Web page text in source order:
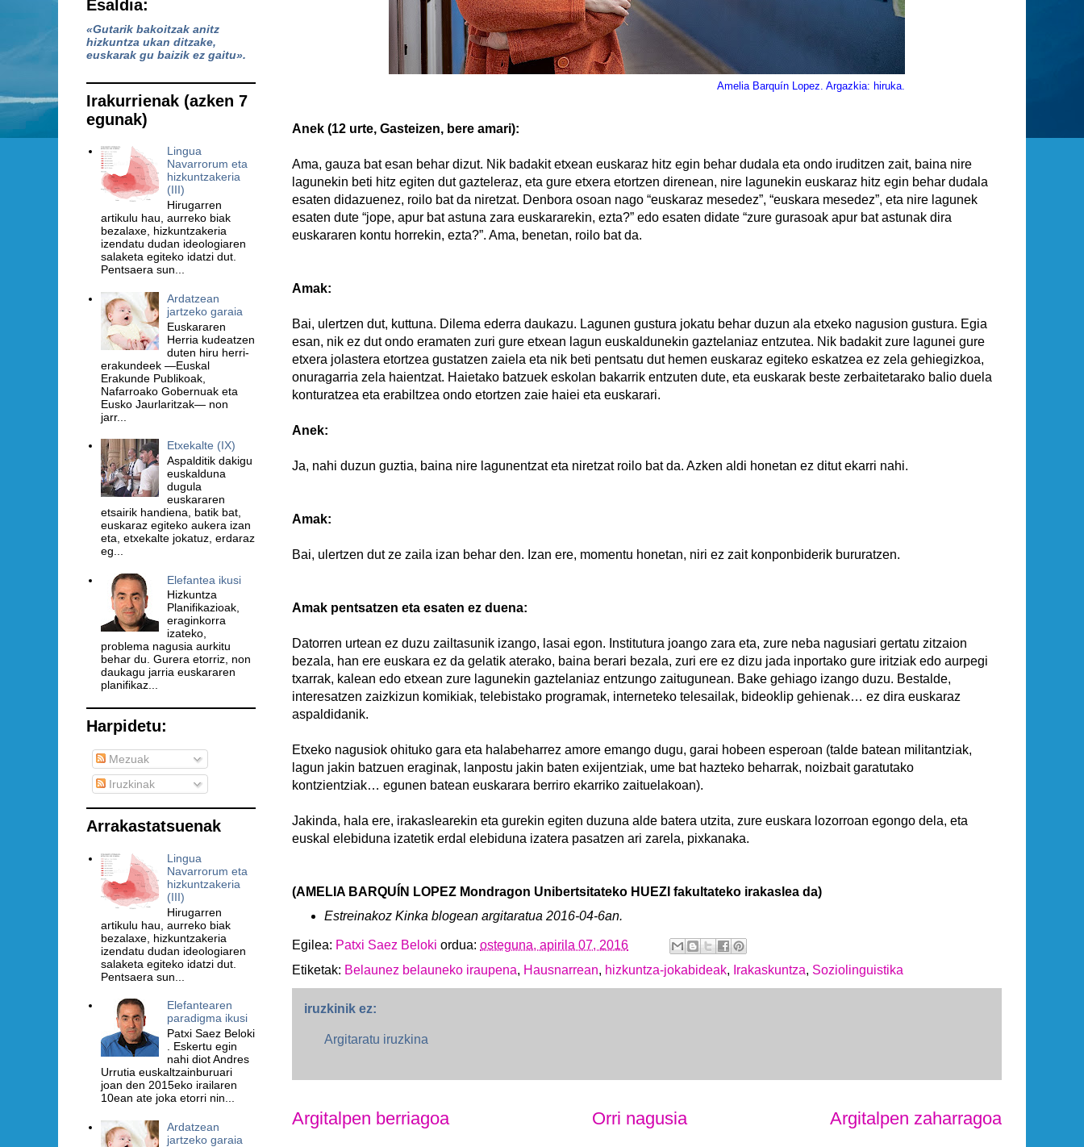
Amelia Barquín Lopez. Argazkia: hiruka.
Anek (12 urte, Gasteizen, bere amari):
Ama, gauza bat esan behar dizut. Nik badakit etxean euskaraz hitz egin behar dudala eta ondo iruditzen zait, baina nire
lagunekin beti hitz egiten dut gazteleraz, eta gure etxera etortzen direnean, nire lagunekin euskaraz hitz egin behar dudala
esaten didazuenez, roilo bat da niretzat. Denbora osoan nago “euskaraz mesedez”, “euskara mesedez”, eta nire lagunek
esaten dute “jope, apur bat astuna zara euskararekin, ezta?” edo esaten didate “zure gurasoak apur bat astunak dira
euskararen kontu horrekin, ezta?”. Ama, benetan, roilo bat da.
Amak:
Bai, ulertzen dut, kuttuna. Dilema ederra daukazu. Lagunen gustura jokatu behar duzun ala etxeko nagusion gustura. Egia
esan, nik ez dut ondo eramaten zuri gure etxean lagun euskaldunekin gaztelaniaz entzutea. Nik badakit zure lagunei gure
etxera jolastera etortzea gustatzen zaiela eta nik beti pentsatu dut hemen euskaraz egiteko eskatzea ez zela gehiegizkoa,
onuragarria zela haientzat. Haietako batzuek eskolan bakarrik entzuten dute, eta euskarak beste zerbaitetarako balio duela
konturatzea eta erabiltzea ondo etortzen zaie haiei eta euskarari.
Anek:
Ja, nahi duzun guztia, baina nire lagunentzat eta niretzat roilo bat da. Azken aldi honetan ez ditut ekarri nahi.
Amak:
Bai, ulertzen dut ze zaila izan behar den. Izan ere, momentu honetan, niri ez zait konponbiderik bururatzen.
Amak pentsatzen eta esaten ez duena:
Datorren urtean ez duzu zailtasunik izango, lasai egon. Institutura joango zara eta, zure neba nagusiari gertatu zitzaion
bezala, han ere euskara ez da gelatik aterako, baina berari bezala, zuri ere ez dizu jada inportako gure iritziak edo aurpegi
txarrak, kalean edo etxean zure lagunekin gaztelaniaz entzungo zaitugunean. Bake gehiago izango duzu. Bestalde,
interesatzen zaizkizun komikiak, telebistako programak, interneteko telesailak, bideoklip gehienak… ez dira euskaraz
aspaldidanik.
Etxeko nagusiok ohituko gara eta halabeharrez amore emango dugu, garai hobeen esperoan (talde batean militantziak,
lagun jakin batzuen eraginak, lanpostu jakin baten exijentziak, ume bat hazteko beharrak, noizbait garatutako
kontzientziak… egunen batean euskarara berriro ekarriko zaituelakoan).
Jakinda, hala ere, irakaslearekin eta gurekin egiten duzuna alde batera utzita, zure euskara lozorroan egongo dela, eta
euskal elebiduna izatetik erdal elebiduna izatera pasatzen ari zarela, pixkanaka.
(AMELIA BARQUÍN LOPEZ Mondragon Unibertsitateko HUEZI fakultateko irakaslea da)
Estreinakoz Kinka blogean argitaratua 2016-04-6an.
Egilea: Patxi Saez Beloki ordua: osteguna, apirila 07, 2016
Etiketak: Belaunez belauneko iraupena, Hausnarrean, hizkuntza-jokabideak, Irakaskuntza, Soziolinguistika
iruzkinik ez:
Argitaratu iruzkina
Argitalpen berriagoa Argitalpen zaharragoa
Orri nagusia
Esaldia:
«Gutarik bakoitzak anitz
hizkuntza ukan ditzake,
euskarak gu baizik ez gaitu».
Irakurrienak (azken 7
egunak)
Lingua
Navarrorum eta
hizkuntzakeria
(III)
Hirugarren
artikulu hau, aurreko biak
bezalaxe, hizkuntzakeria
izendatu dudan ideologiaren
salaketa egiteko idatzi dut.
Pentsaera sun...
Ardatzean
jartzeko garaia
Euskararen
Herria kudeatzen
duten hiru herri-
erakundeek —Euskal
Erakunde Publikoak,
Nafarroako Gobernuak eta
Eusko Jaurlaritzak— non
jarr...
Etxekalte (IX)
Aspalditik dakigu
euskalduna
dugula
euskararen
etsairik handiena, batik bat,
euskaraz egiteko aukera izan
eta, etxekalte jokatuz, erdaraz
eg...
Elefantea ikusi
Hizkuntza
Planifikazioak,
eraginkorra
izateko,
problema nagusia aurkitu
behar du. Gurera etorriz, non
daukagu jarria euskararen
planifikaz...
Harpidetu:
Mezuak
Iruzkinak
Arrakastatsuenak
Lingua
Navarrorum eta
hizkuntzakeria
(III)
Hirugarren
artikulu hau, aurreko biak
bezalaxe, hizkuntzakeria
izendatu dudan ideologiaren
salaketa egiteko idatzi dut.
Pentsaera sun...
Elefantearen
paradigma ikusi
Patxi Saez Beloki
. Eskertu egin
nahi diot Andres
Urrutia euskaltzainburuari
joan den 2015eko irailaren
10ean ate joka etorri nin...
Ardatzean
jartzeko garaia